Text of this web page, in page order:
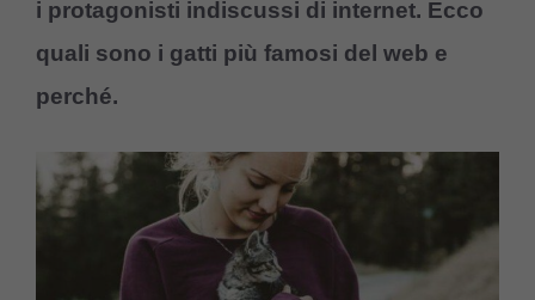
i protagonisti indiscussi di internet. Ecco
quali sono i gatti più famosi del web e
perché.